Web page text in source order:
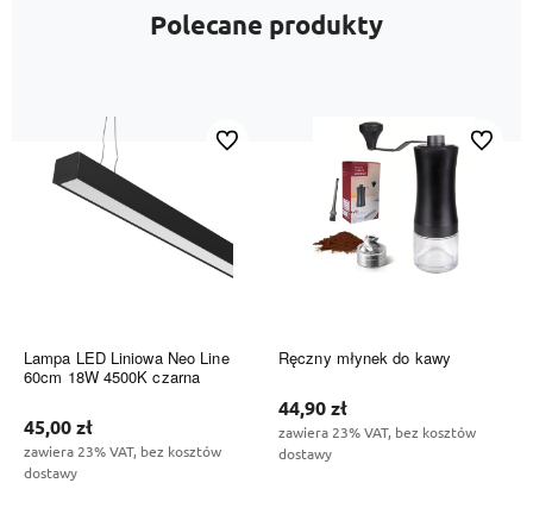
Polecane produkty
Lampa LED Liniowa Neo Line
60cm 18W 4500K czarna
45,00 zł
zawiera 23% VAT, bez kosztów
dostawy
Do ulubionych
Ręczny młynek do kawy
44,90 zł
zawiera 23% VAT, bez kosztów
dostawy
Do